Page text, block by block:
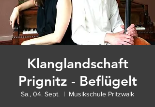
Klanglandschaft
Prignitz - Beflügelt
Sa., 04. Sept.
  |
Musikschule Pritzwalk